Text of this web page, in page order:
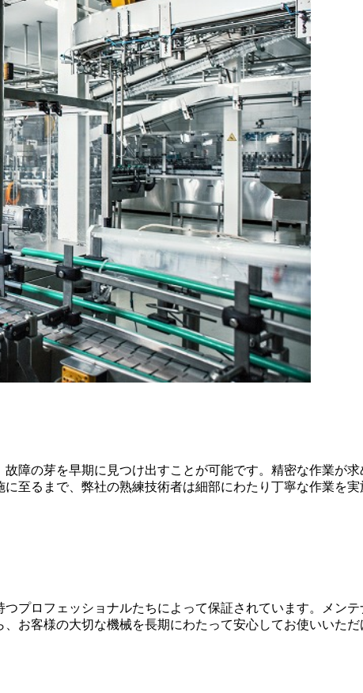
障の芽を早期に見つけ出すことが可能です。精密な作業が
至るまで、弊社の熟練技術者は細部にわたり丁寧な作業を実
プロフェッショナルたちによって保証されています。メン
お客様の大切な機械を長期にわたって安心してお使いいただ